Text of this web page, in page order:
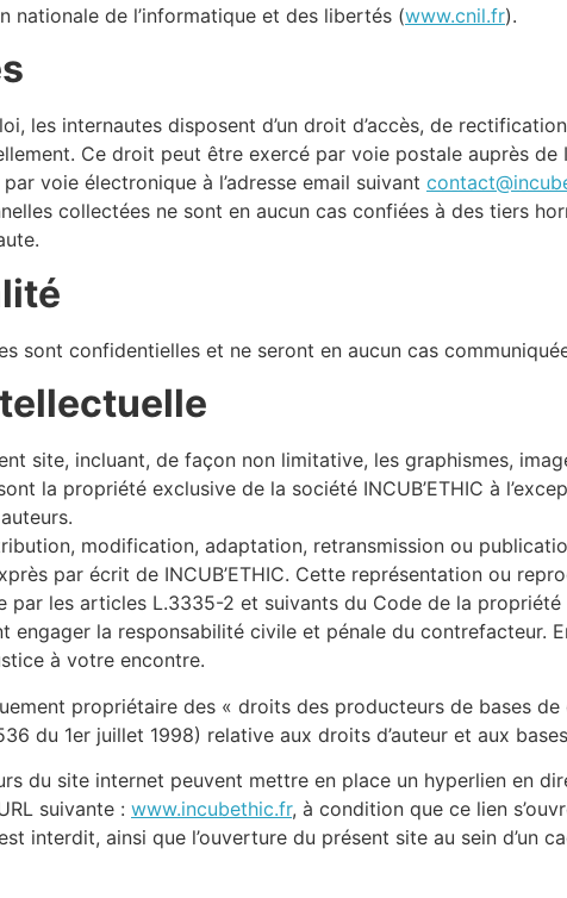
nationale de l’informatique et des libertés (www.cnil.fr).
les internautes disposent d’un droit d’accès, de
Ce droit peut être exercé par voie postale auprès de
voie électronique à l’adresse email suivant
collectées ne sont en aucun cas confiées à des tiers
sont confidentielles et ne seront en aucun cas
site, incluant, de façon non limitative, les graphismes,
la propriété exclusive de la société INCUB’ETHIC à
modification, adaptation, retransmission ou
par écrit de INCUB’ETHIC. Cette représentation ou
par les articles L.3335-2 et suivants du Code de la
engager la responsabilité civile et pénale du contrefacteur.
à votre encontre.
propriétaire des « droits des producteurs de bases
du 1er juillet 1998) relative aux droits d’auteur et aux
du site internet peuvent mettre en place un hyperlien en
suivante : www.incubethic.fr, à condition que ce lien
interdit, ainsi que l’ouverture du présent site au sein d’un